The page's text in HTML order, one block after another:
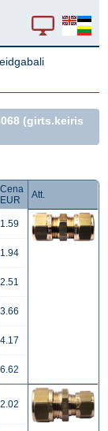
(girts.keiris
Cena
EUR
Att.
1.59
1.94
2.51
3.66
4.17
6.62
2.02